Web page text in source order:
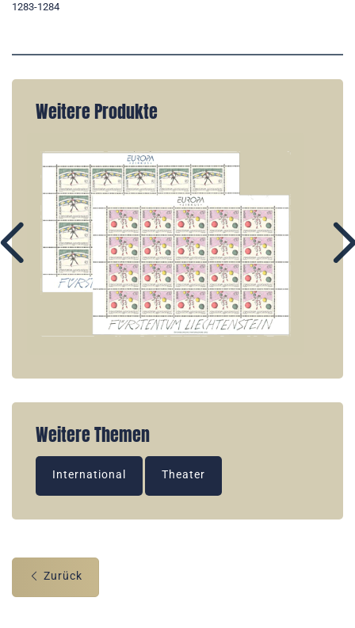
1283-1284
Weitere Produkte
Weitere Themen
International Theater
Zurück